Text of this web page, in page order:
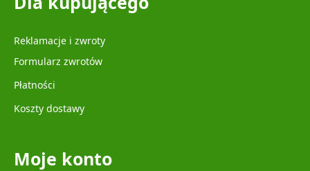
Reklamacje i zwroty
Formularz zwrotów
Płatności
Koszty dostawy
Moje konto